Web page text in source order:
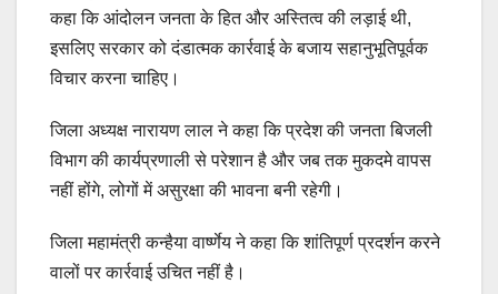
कहा कि आंदोलन जनता के हित और अस्तित्व की लड़ाई थी,
इसलिए सरकार को दंडात्मक कार्रवाई के बजाय सहानुभूतिपूर्वक
विचार करना चाहिए।
जिला अध्यक्ष नारायण लाल ने कहा कि प्रदेश की जनता बिजली
विभाग की कार्यप्रणाली से परेशान है और जब तक मुकदमे वापस
नहीं होंगे, लोगों में असुरक्षा की भावना बनी रहेगी।
जिला महामंत्री कन्हैया वार्ष्णेय ने कहा कि शांतिपूर्ण प्रदर्शन करने
वालों पर कार्रवाई उचित नहीं है।